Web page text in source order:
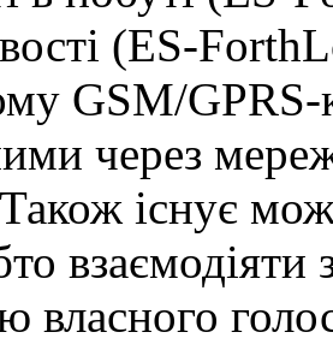
(ES-
GSM/GPRS-
через
існує
власного